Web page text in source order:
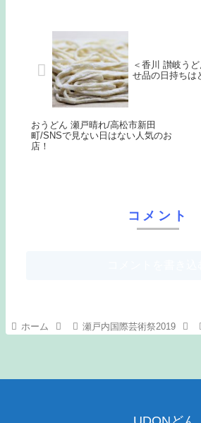
＜香川 讃岐う
せ品の日持ちは
おうどん 瀬戸晴れ/高松市新田
町/SNSで見ない日はない人気のお
店！
コメント
ホーム 瀬戸内国際芸術祭2019